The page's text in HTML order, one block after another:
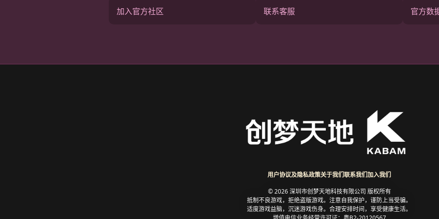
加入官方社区 联系客服 官方数
用户协议及隐私政策关于我们联系我们加入我们
© 2026 深圳市创梦天地科技有限公司 版权所有
抵制不良游戏，拒绝盗版游戏。注意自我保护，谨防上当受骗。
适度游戏益脑，沉迷游戏伤身。合理安排时间，享受健康生活。